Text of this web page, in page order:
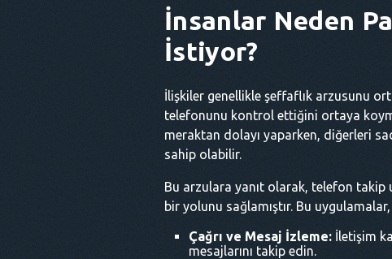
İnsanlar Neden
İstiyor?
İlişkiler genellikle şeffaflık arzusunu
telefonunu kontrol ettiğini ortaya
meraktan dolayı yaparken, diğerleri
sahip olabilir.
Bu arzulara yanıt olarak, telefon takip
bir yolunu sağlamıştır. Bu
Çağrı ve Mesaj İzleme: İletişim
mesajlarını takip edin.